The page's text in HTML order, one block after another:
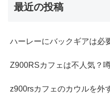
最近の投稿
ハーレーにバックギアは必
Z900RSカフェは不人気？
z900rsカフェのカウルを外